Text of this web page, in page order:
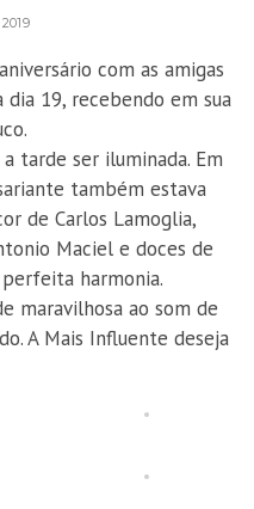
com as amigas
19, recebendo em sua
tarde ser iluminada. Em
também estava
de Carlos Lamoglia,
Maciel e doces de
harmonia.
maravilhosa ao som de
A Mais Influente deseja